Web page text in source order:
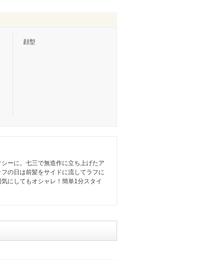
顔型
ーに。七三で無造作に立ち上げたア
の日は前髪をサイドに流してラフに
にしてもオシャレ！簡単1分スタイ